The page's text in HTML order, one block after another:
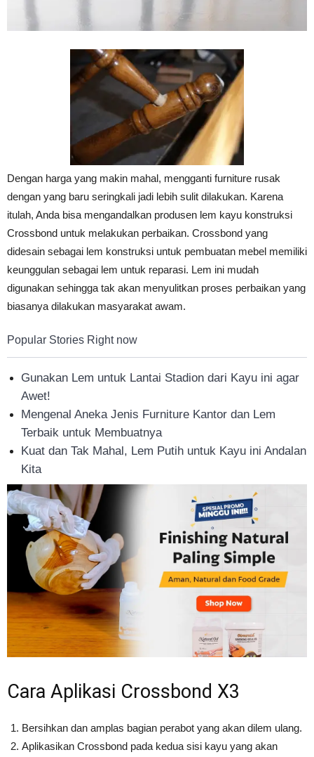
Dengan harga yang makin mahal, mengganti furniture rusak
dengan yang baru seringkali jadi lebih sulit dilakukan. Karena
itulah, Anda bisa mengandalkan produsen lem kayu konstruksi
Crossbond untuk melakukan perbaikan. Crossbond yang
didesain sebagai lem konstruksi untuk pembuatan mebel memiliki
keunggulan sebagai lem untuk reparasi. Lem ini mudah
digunakan sehingga tak akan menyulitkan proses perbaikan yang
biasanya dilakukan masyarakat awam.
Popular Stories Right now
Gunakan Lem untuk Lantai Stadion dari Kayu ini agar
Awet!
Mengenal Aneka Jenis Furniture Kantor dan Lem
Terbaik untuk Membuatnya
Kuat dan Tak Mahal, Lem Putih untuk Kayu ini Andalan
Kita
Cara Aplikasi Crossbond X3
Bersihkan dan amplas bagian perabot yang akan dilem ulang.
Aplikasikan Crossbond pada kedua sisi kayu yang akan